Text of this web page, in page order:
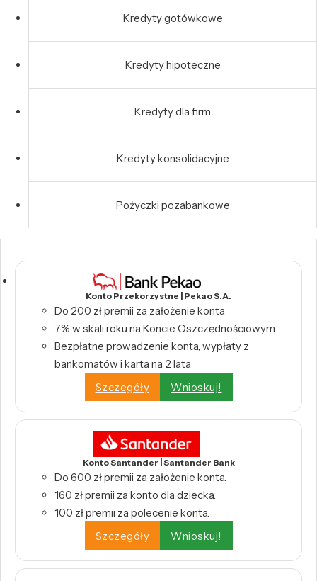
Kredyty gotówkowe
Kredyty hipoteczne
Kredyty dla firm
Kredyty konsolidacyjne
Pożyczki pozabankowe
Konto Przekorzystne | Pekao S.A.
Do 200 zł premii za założenie konta
7% w skali roku na Koncie Oszczędnościowym
Bezpłatne prowadzenie konta, wypłaty z
bankomatów i karta na 2 lata
Szczegóły
Wnioskuj!
Konto Santander | Santander Bank
Do 600 zł premii za założenie konta.
160 zł premii za konto dla dziecka.
100 zł premii za polecenie konta.
Szczegóły
Wnioskuj!